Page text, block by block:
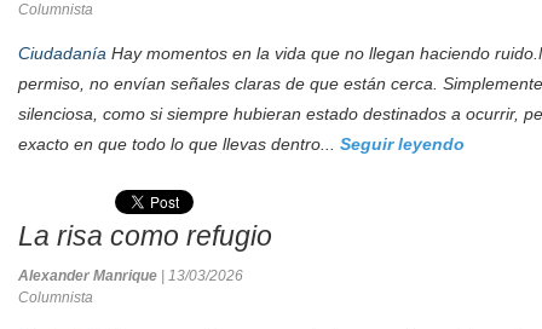
Columnista
Ciudadanía Hay momentos en la vida que no llegan haciendo
permiso, no envían señales claras de que están cerca.
silenciosa, como si siempre hubieran estado destinados a ocurrir,
exacto en que todo lo que llevas dentro... Seguir leyendo
La risa como refugio
Alexander Manrique
| 13/03/2026
Columnista